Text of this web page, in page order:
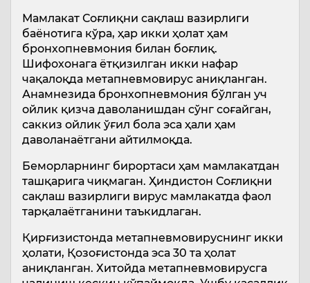
Мамлакат Соғлиқни сақлаш вазирлиги
баёнотига кўра, ҳар икки ҳолат ҳам
бронхопневмония билан боғлиқ.
Шифохонага ётқизилган икки нафар
чақалоқда метапневмовирус аниқланган.
Анамнезида бронхопневмония бўлган уч
ойлик қизча даволанишдан сўнг соғайган,
саккиз ойлик ўғил бола эса ҳали ҳам
даволанаётгани айтилмоқда.
Беморларнинг бирортаси ҳам мамлакатдан
ташқарига чиқмаган. Ҳиндистон Соғлиқни
сақлаш вазирлиги вирус мамлакатда фаол
тарқалаётганини таъкидлаган.
Қирғизистонда метапневмовируснинг икки
ҳолати, Қозоғистонда эса 30 та ҳолат
аниқланган. Хитойда метапневмовирусга